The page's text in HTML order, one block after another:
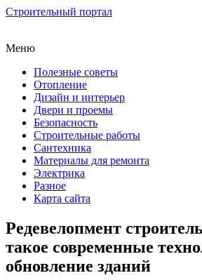
Строительный портал
Меню
Полезные советы
Отопление
Дизайн и интерьер
Двери и проемы
Безопасность
Строительные работы
Сантехника
Материалы для ремонта
Электрика
Разное
Карта сайта
Редевелопмент
такое современные
обновление зданий